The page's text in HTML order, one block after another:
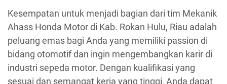
Kesempatan untuk menjadi bagian dari tim Mekanik
Ahass Honda Motor di Kab. Rokan Hulu, Riau adalah
peluang emas bagi Anda yang memiliki passion di
bidang otomotif dan ingin mengembangkan karir di
industri sepeda motor. Dengan kualifikasi yang
sesuai dan semangat kerja yang tinggi, Anda dapat